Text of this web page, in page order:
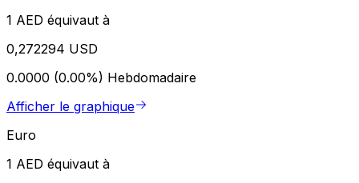
1 AED équivaut à
0,272294 USD
0.0000 (0.00%) Hebdomadaire
Afficher le graphique
Euro
1 AED équivaut à